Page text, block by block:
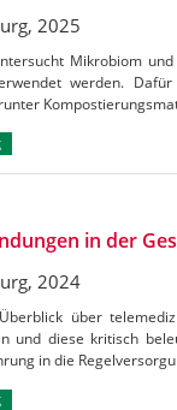
2025
Mikrobiom
werden.
in der
2024
über
und diese kritisch
in die